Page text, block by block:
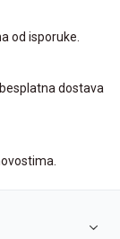
od isporuke.
dostava